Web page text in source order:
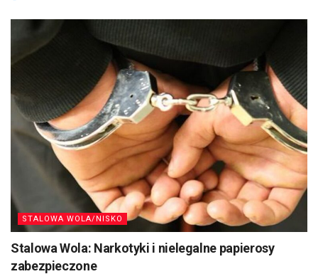
STALOWA WOLA/NISKO
Stalowa Wola: Narkotyki i nielegalne papierosy
zabezpieczone